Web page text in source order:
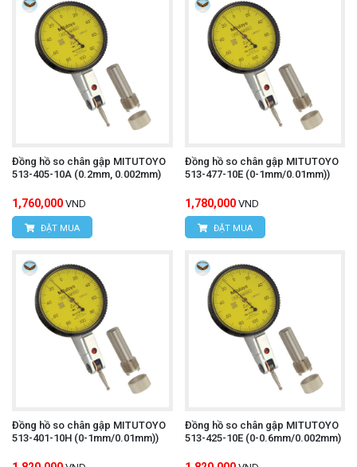
Đồng hồ so chân gập MITUTOYO
513-405-10A (0.2mm, 0.002mm)
1,760,000 VND
ĐẶT MUA
Đồng hồ so chân gập MITUTOYO
513-477-10E (0-1mm/0.01mm))
1,780,000 VND
ĐẶT MUA
Đồng hồ so chân gập MITUTOYO
513-401-10H (0-1mm/0.01mm))
Đồng hồ so chân gập MITUTOYO
513-425-10E (0-0.6mm/0.002mm)